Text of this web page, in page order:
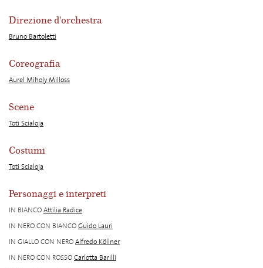
Direzione d'orchestra
Bruno Bartoletti
Coreografia
Aurel Miholy Milloss
Scene
Toti Scialoja
Costumi
Toti Scialoja
Personaggi e interpreti
IN BIANCOAttilia Radice
IN NERO CON BIANCOGuido Lauri
IN GIALLO CON NEROAlfredo Köllner
IN NERO CON ROSSOCarlotta Barilli